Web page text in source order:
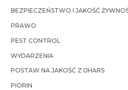
BEZPIECZEŃSTWO I JAKOŚĆ
PRAWO
PEST CONTROL
WYDARZENIA
POSTAW NA JAKOŚĆ Z IJHARS
PIORIN